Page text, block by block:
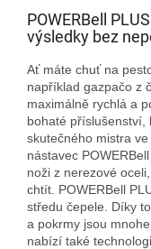
POWERBell
výsledky bez
Ať máte chuť na
například gazpačo z
maximálně rychlá a
bohaté příslušenství,
skutečného mistra
nástavec
noži z nerezové
chtít. POWERBell
středu čepele. Díky
a pokrmy jsou
nabízí také